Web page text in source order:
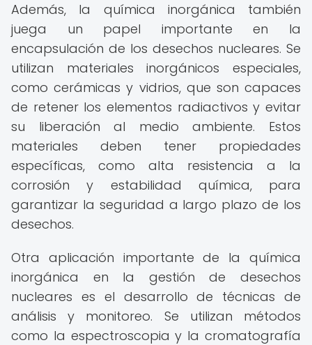
Además, la química inorgánica también
juega un papel importante en la
encapsulación de los desechos nucleares. Se
utilizan materiales inorgánicos especiales,
como cerámicas y vidrios, que son capaces
de retener los elementos radiactivos y evitar
su liberación al medio ambiente. Estos
materiales deben tener propiedades
específicas, como alta resistencia a la
corrosión y estabilidad química, para
garantizar la seguridad a largo plazo de los
desechos.
Otra aplicación importante de la química
inorgánica en la gestión de desechos
nucleares es el desarrollo de técnicas de
análisis y monitoreo. Se utilizan métodos
como la espectroscopia y la cromatografía